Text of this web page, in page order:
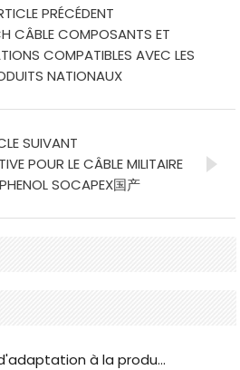
PRÉCÉDENT
CÂBLE COMPOSANTS ET
COMPATIBLES AVEC LES
NATIONAUX
SUIVANT
POUR LE CÂBLE MILITAIRE
SOCAPEX国产
Guide d'évaluation et d'adaptation à la production des composants de câbles nationaux CNC Tech